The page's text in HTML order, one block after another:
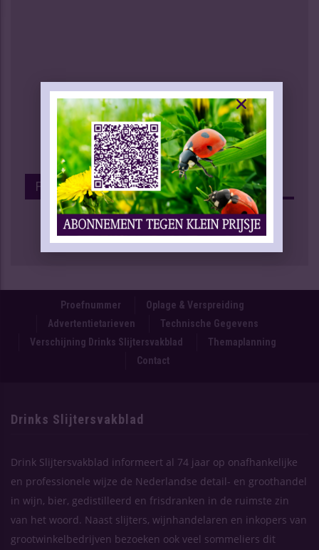
Facebook
Proefnummer
Oplage & Verspreiding
Advertentietarieven
Technische Gegevens
Verschijning Drinks Slijtersvakblad
Themaplanning
Contact
Drinks Slijtersvakblad
Drink Slijtersvakblad informeert al 74 jaar op onafhankelijke
en professionele wijze de Nederlandse detail- en groothandel
in wijn, bier, gedistilleerd en frisdranken in de ruimste zin
van het woord. Naast slijters, wijnhandelaren en inkopers van
grootwinkelbedrijven bezoeken ook veel sommeliers dit